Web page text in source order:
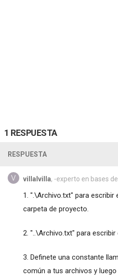
1 RESPUESTA
RESPUESTA
villalvilla, -experto en bases
1. ".\Archivo.txt" para escribir
carpeta de proyecto.
2. "..\Archivo.txt" para
3. Definete una constante
común a tus archivos y